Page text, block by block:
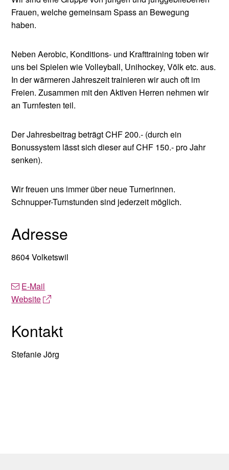
Frauen, welche gemeinsam Spass an Bewegung
haben.
Neben Aerobic, Konditions- und Krafttraining toben wir
uns bei Spielen wie Volleyball, Unihockey, Völk etc. aus.
In der wärmeren Jahreszeit trainieren wir auch oft im
Freien. Zusammen mit den Aktiven Herren nehmen wir
an Turnfesten teil.
Der Jahresbeitrag beträgt CHF 200.- (durch ein
Bonussystem lässt sich dieser auf CHF 150.- pro Jahr
senken).
Wir freuen uns immer über neue Turnerinnen.
Schnupper-Turnstunden sind jederzeit möglich.
Adresse
8604 Volketswil
E-Mail
Website
Kontakt
Stefanie Jörg